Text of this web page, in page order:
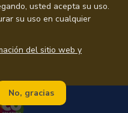
usted acepta su uso.
su uso en cualquier
del sitio web y
No, gracias